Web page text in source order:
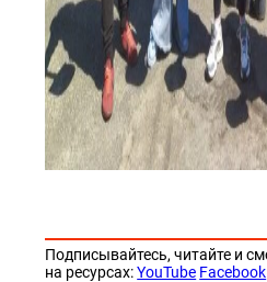
Подписывайтесь, читайте и
на ресурсах:YouTube Facebook